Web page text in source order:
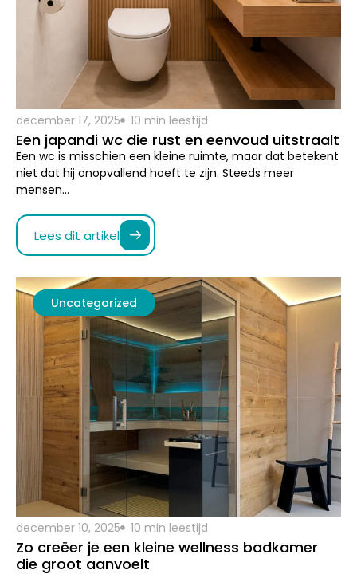
december 17, 2025 10 min leestijd
Een japandi wc die rust en eenvoud uitstraalt
Een wc is misschien een kleine ruimte, maar dat betekent
niet dat hij onopvallend hoeft te zijn. Steeds meer
mensen…
Lees dit artikel
Uncategorized
december 10, 2025 10 min leestijd
Zo creëer je een kleine wellness badkamer
die groot aanvoelt
Een wellness badkamer klinkt misschien als iets dat alleen
past in een ruime woning, maar dat hoeft absoluut niet
zo…
Lees dit artikel